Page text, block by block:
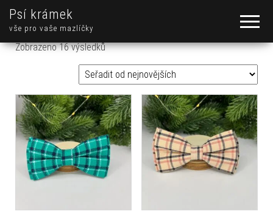
Psí krámek
vše pro vaše mazlíčky
Zobrazeno 16 výsledkůSeřazeno od nejnovějších